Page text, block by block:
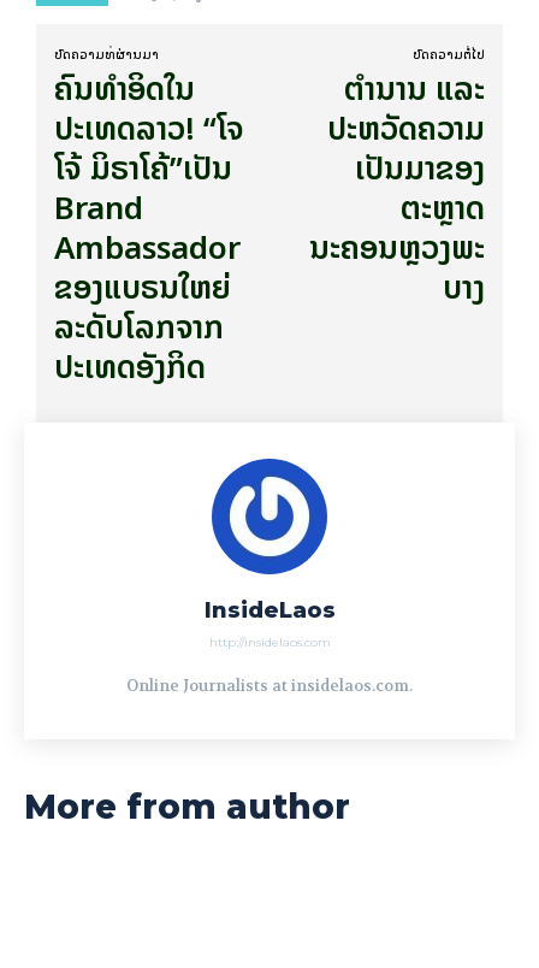
ບົດ​ຄວາມ​ທີ່​ຜ່ານ​ມາ
ຄົນທຳອິດໃນ
ປະເທດລາວ! “ໂຈ
ໂຈ້ ມິຣາໂຄ້”ເປັນ
Brand
Ambassador
ຂອງແບຣນໃຫຍ່
ລະດັບໂລກຈາກ
ປະເທດອັງກິດ
ບົດ​ຄວາມ​ຕໍ່​ໄປ
ຕຳນານ ແລະ
ປະຫວັດຄວາມ
ເປັນມາຂອງ
ຕະຫຼາດ
ນະຄອນຫຼວງພະ
ບາງ
InsideLaos
http://insidelaos.com
Online Journalists at insidelaos.com.
More from author